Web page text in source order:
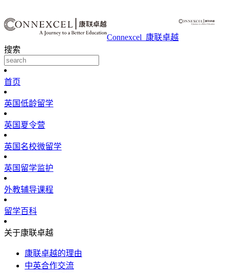
Connexcel_康联卓越
搜索
首页
英国低龄留学
英国夏令营
英国名校微留学
英国留学监护
外教辅导课程
留学百科
关于康联卓越
康联卓越的理由
中英合作交流